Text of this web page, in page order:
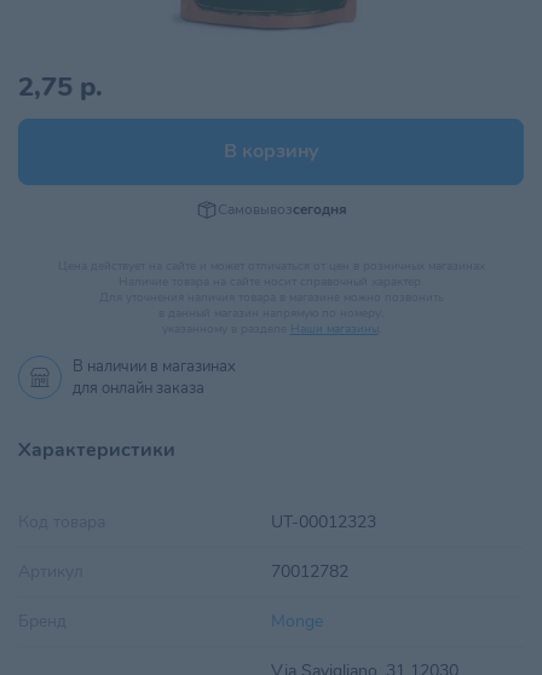
2,75 р.
В корзину
Самовывозсегодня
Наши магазины.
В наличии в магазинах
для онлайн заказа
Характеристики
UT-00012323
70012782
Monge